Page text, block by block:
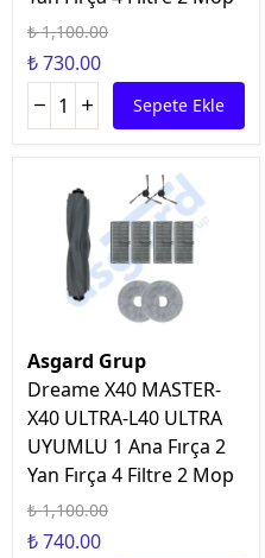
₺ 1,100.00
₺ 730.00
Sepete Ekle
Asgard Grup
Dreame X40 MASTER-
X40 ULTRA-L40 ULTRA
UYUMLU 1 Ana Fırça 2
Yan Fırça 4 Filtre 2 Mop
₺ 1,100.00
₺ 740.00